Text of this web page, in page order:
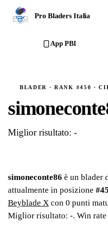
Pro Bladers Italia
Ranking
Regolamento
App PBI
BLADER · RANK #450 ·
Miglior risultato: -
simoneconte86 è un blader
attualmente in posizione #
Beyblade X con 0 punti
Miglior risultato: -. Win